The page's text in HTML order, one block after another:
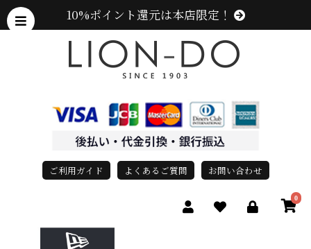
10%ポイント還元は本店限定！
ご利用ガイド よくあるご質問 お問い合わせ
0